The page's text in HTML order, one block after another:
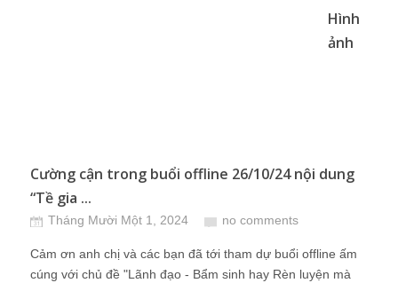
Hình
ảnh
Cường cận trong buổi offline 26/10/24 nội dung
“Tề gia ...
Tháng Mười Một 1, 2024 no comments
Cảm ơn anh chị và các bạn đã tới tham dự buổi offline ấm
cúng với chủ đề "Lãnh đạo - Bẩm sinh hay Rèn luyện mà